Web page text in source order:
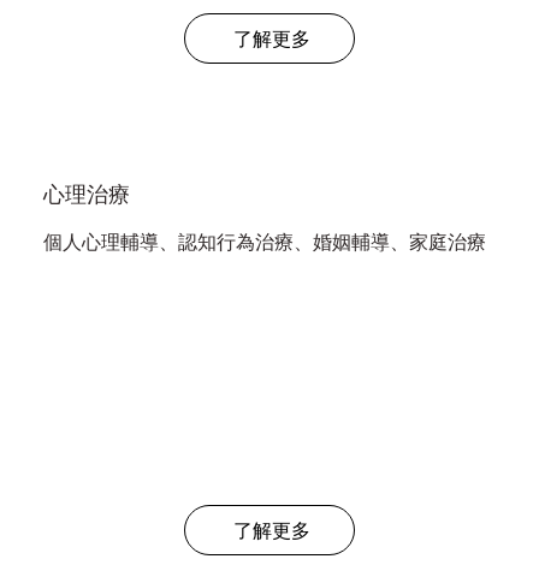
了解更多
心理治療
個人心理輔導、認知行為治療、婚姻輔導、家庭治療
了解更多